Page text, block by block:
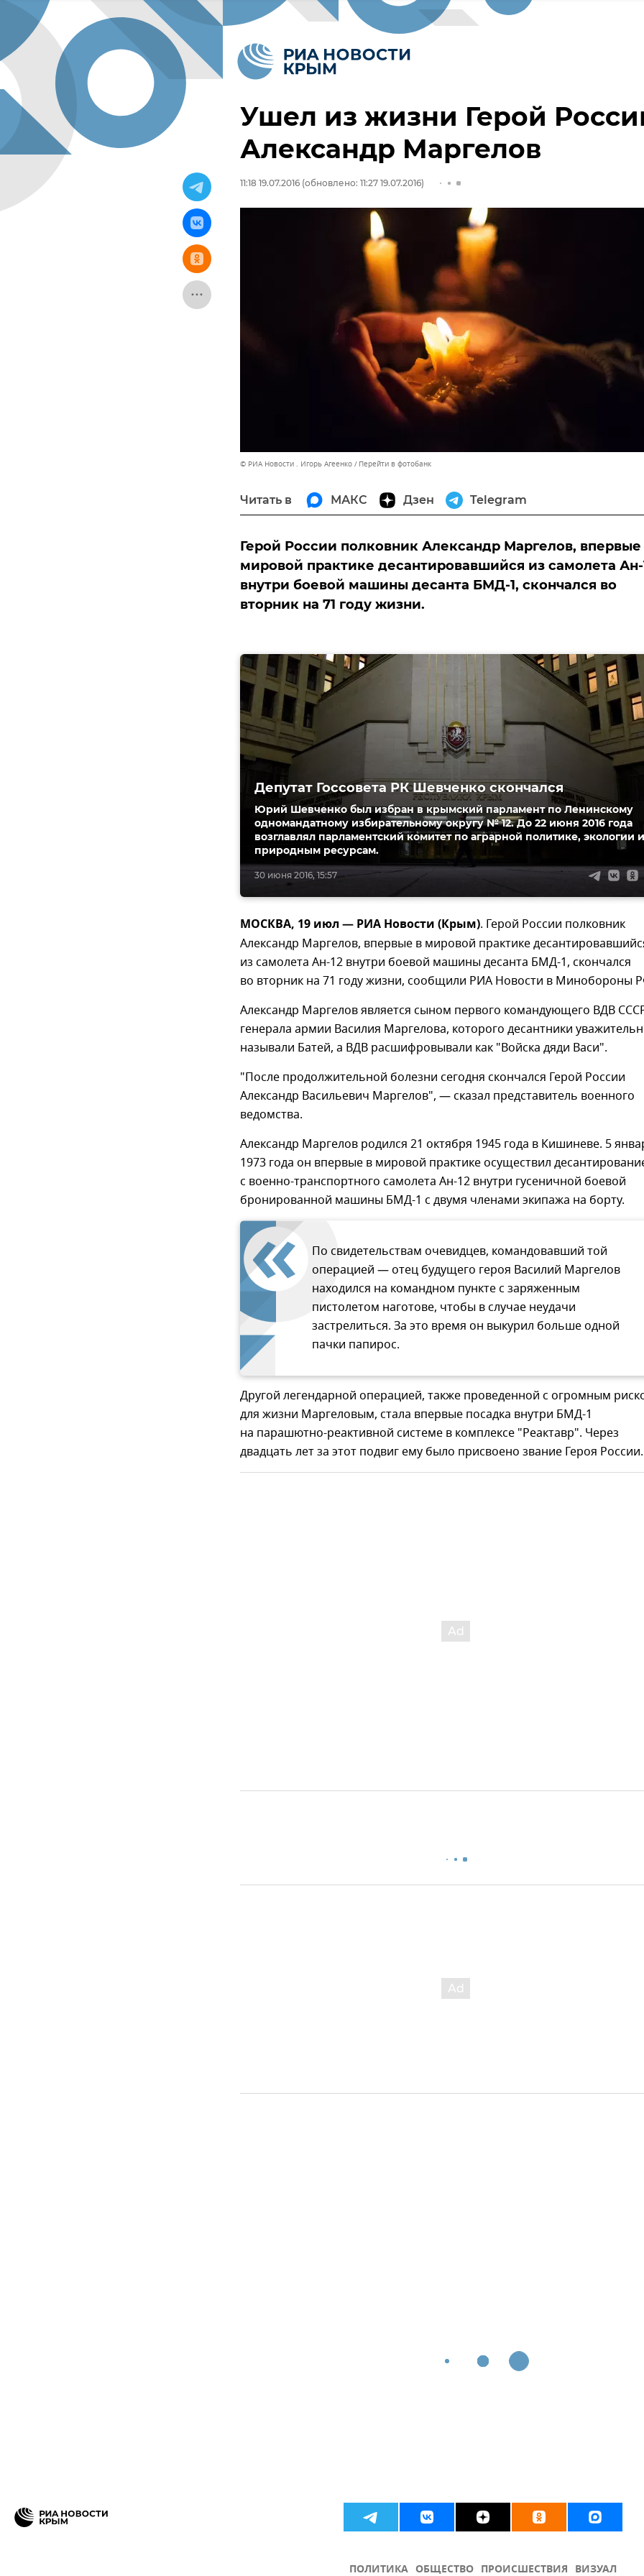
Ушел из жизни Герой
Александр Маргелов
11:18 19.07.2016 (обновлено: 11:27 19.07.2016)
© РИА Новости . Игорь Агеенко Перейти в фотобанк
Читать в МАКС Дзен Telegram
Герой России полковник Александр Маргелов, впервые
мировой практике десантировавшийся из самолета Ан-
внутри боевой машины десанта БМД-1, скончался во
вторник на 71 году жизни.
30 июня 2016, 15:57
Депутат Госсовета РК Шевченко скончался
Юрий Шевченко был избран в крымский парламент по Ленинскому
одномандатному избирательному округу № 12. До 22 июня 2016 года
возглавлял парламентский комитет по аграрной политике, экологии и
природным ресурсам.
МОСКВА, 19 июл — РИА Новости (Крым). Герой России полковник
Александр Маргелов, впервые в мировой практике
из самолета Ан-12 внутри боевой машины десанта БМД-1, скончался
во вторник на 71 году жизни, сообщили РИА Новости в Минобороны
Александр Маргелов является сыном первого командующего ВДВ
генерала армии Василия Маргелова, которого десантники
называли Батей, а ВДВ расшифровывали как "Войска дяди Васи".
"После продолжительной болезни сегодня скончался Герой России
Александр Васильевич Маргелов", — сказал представитель военного
ведомства.
Александр Маргелов родился 21 октября 1945 года в Кишиневе. 5
1973 года он впервые в мировой практике осуществил
с военно-транспортного самолета Ан-12 внутри гусеничной боевой
бронированной машины БМД-1 с двумя членами экипажа на борту.
По свидетельствам очевидцев, командовавший той
операцией — отец будущего героя Василий Маргелов
находился на командном пункте с заряженным
пистолетом наготове, чтобы в случае неудачи
застрелиться. За это время он выкурил больше одной
пачки папирос.
Другой легендарной операцией, также проведенной с огромным
для жизни Маргеловым, стала впервые посадка внутри БМД-1
на парашютно-реактивной системе в комплексе "Реактавр". Через
двадцать лет за этот подвиг ему было присвоено звание Героя России.
ПОЛИТИКА ОБЩЕСТВО ПРОИСШЕСТВИЯ ВИЗУАЛ